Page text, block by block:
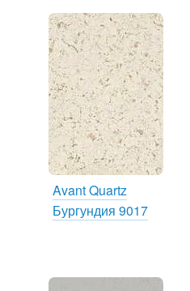
Avant Quartz
Бургундия 9017